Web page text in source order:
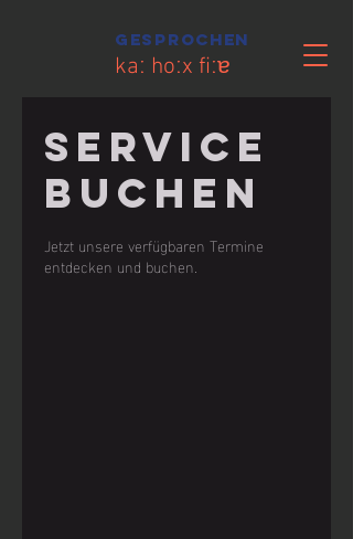
gesprochen
kaː hoːx fiːɐ
Service
buchen
Jetzt unsere verfügbaren Termine
entdecken und buchen.